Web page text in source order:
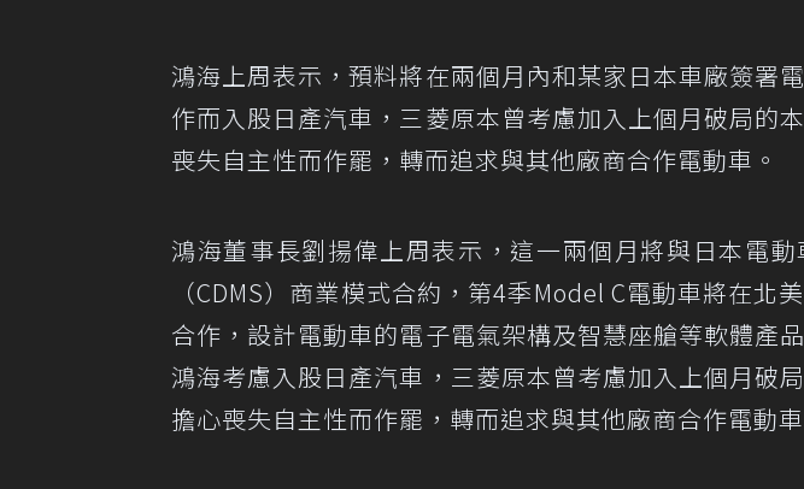
鴻海上周表示，預料將在兩個月內和某家日本車廠簽署
作而入股日產汽車，三菱原本曾考慮加入上個月破局的
喪失自主性而作罷，轉而追求與其他廠商合作電動車。
鴻海董事長劉揚偉上周表示，這一兩個月將與日本電
（CDMS）商業模式合約，第4季Model C電動車將在北
合作，設計電動車的電子電氣架構及智慧座艙等軟體產
鴻海考慮入股日產汽車，三菱原本曾考慮加入上個月破
擔心喪失自主性而作罷，轉而追求與其他廠商合作電動車